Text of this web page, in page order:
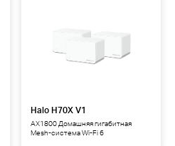
Halo H70X V1
AX1800 Домашняя гигабитная
Mesh-система Wi-Fi 6